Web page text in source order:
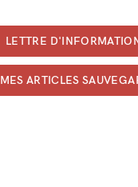
LETTRE
MES ARTICLES